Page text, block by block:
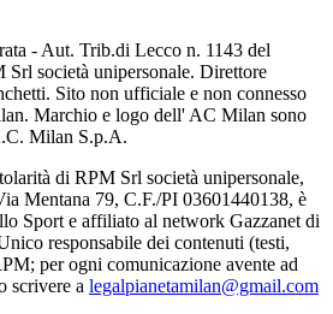
- Aut. Trib.di Lecco n. 1143 del
società unipersonale. Direttore
Sito non ufficiale e non connesso
Marchio e logo dell' AC Milan sono
Milan S.p.A.
di RPM Srl società unipersonale,
Mentana 79, C.F./PI 03601440138, è
Sport e affiliato al network Gazzanet di
responsabile dei contenuti (testi,
per ogni comunicazione avente ad
scrivere a legalpianetamilan@gmail.com